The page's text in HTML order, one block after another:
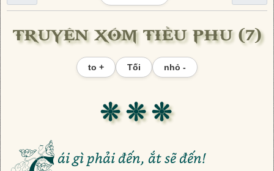
TRUYỆN XÓM TIỀU PHU (7)
to + Tối nhỏ -
❊ ❊ ❊
ái gì phải đến, ắt sẽ đến!